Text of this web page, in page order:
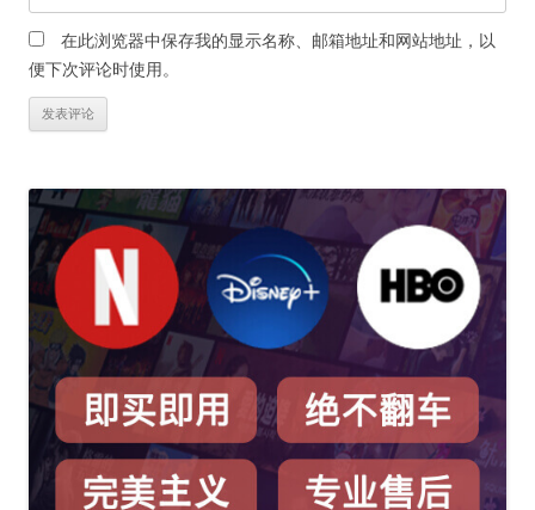
在此浏览器中保存我的显示名称、邮箱地址和网站地址，以
便下次评论时使用。